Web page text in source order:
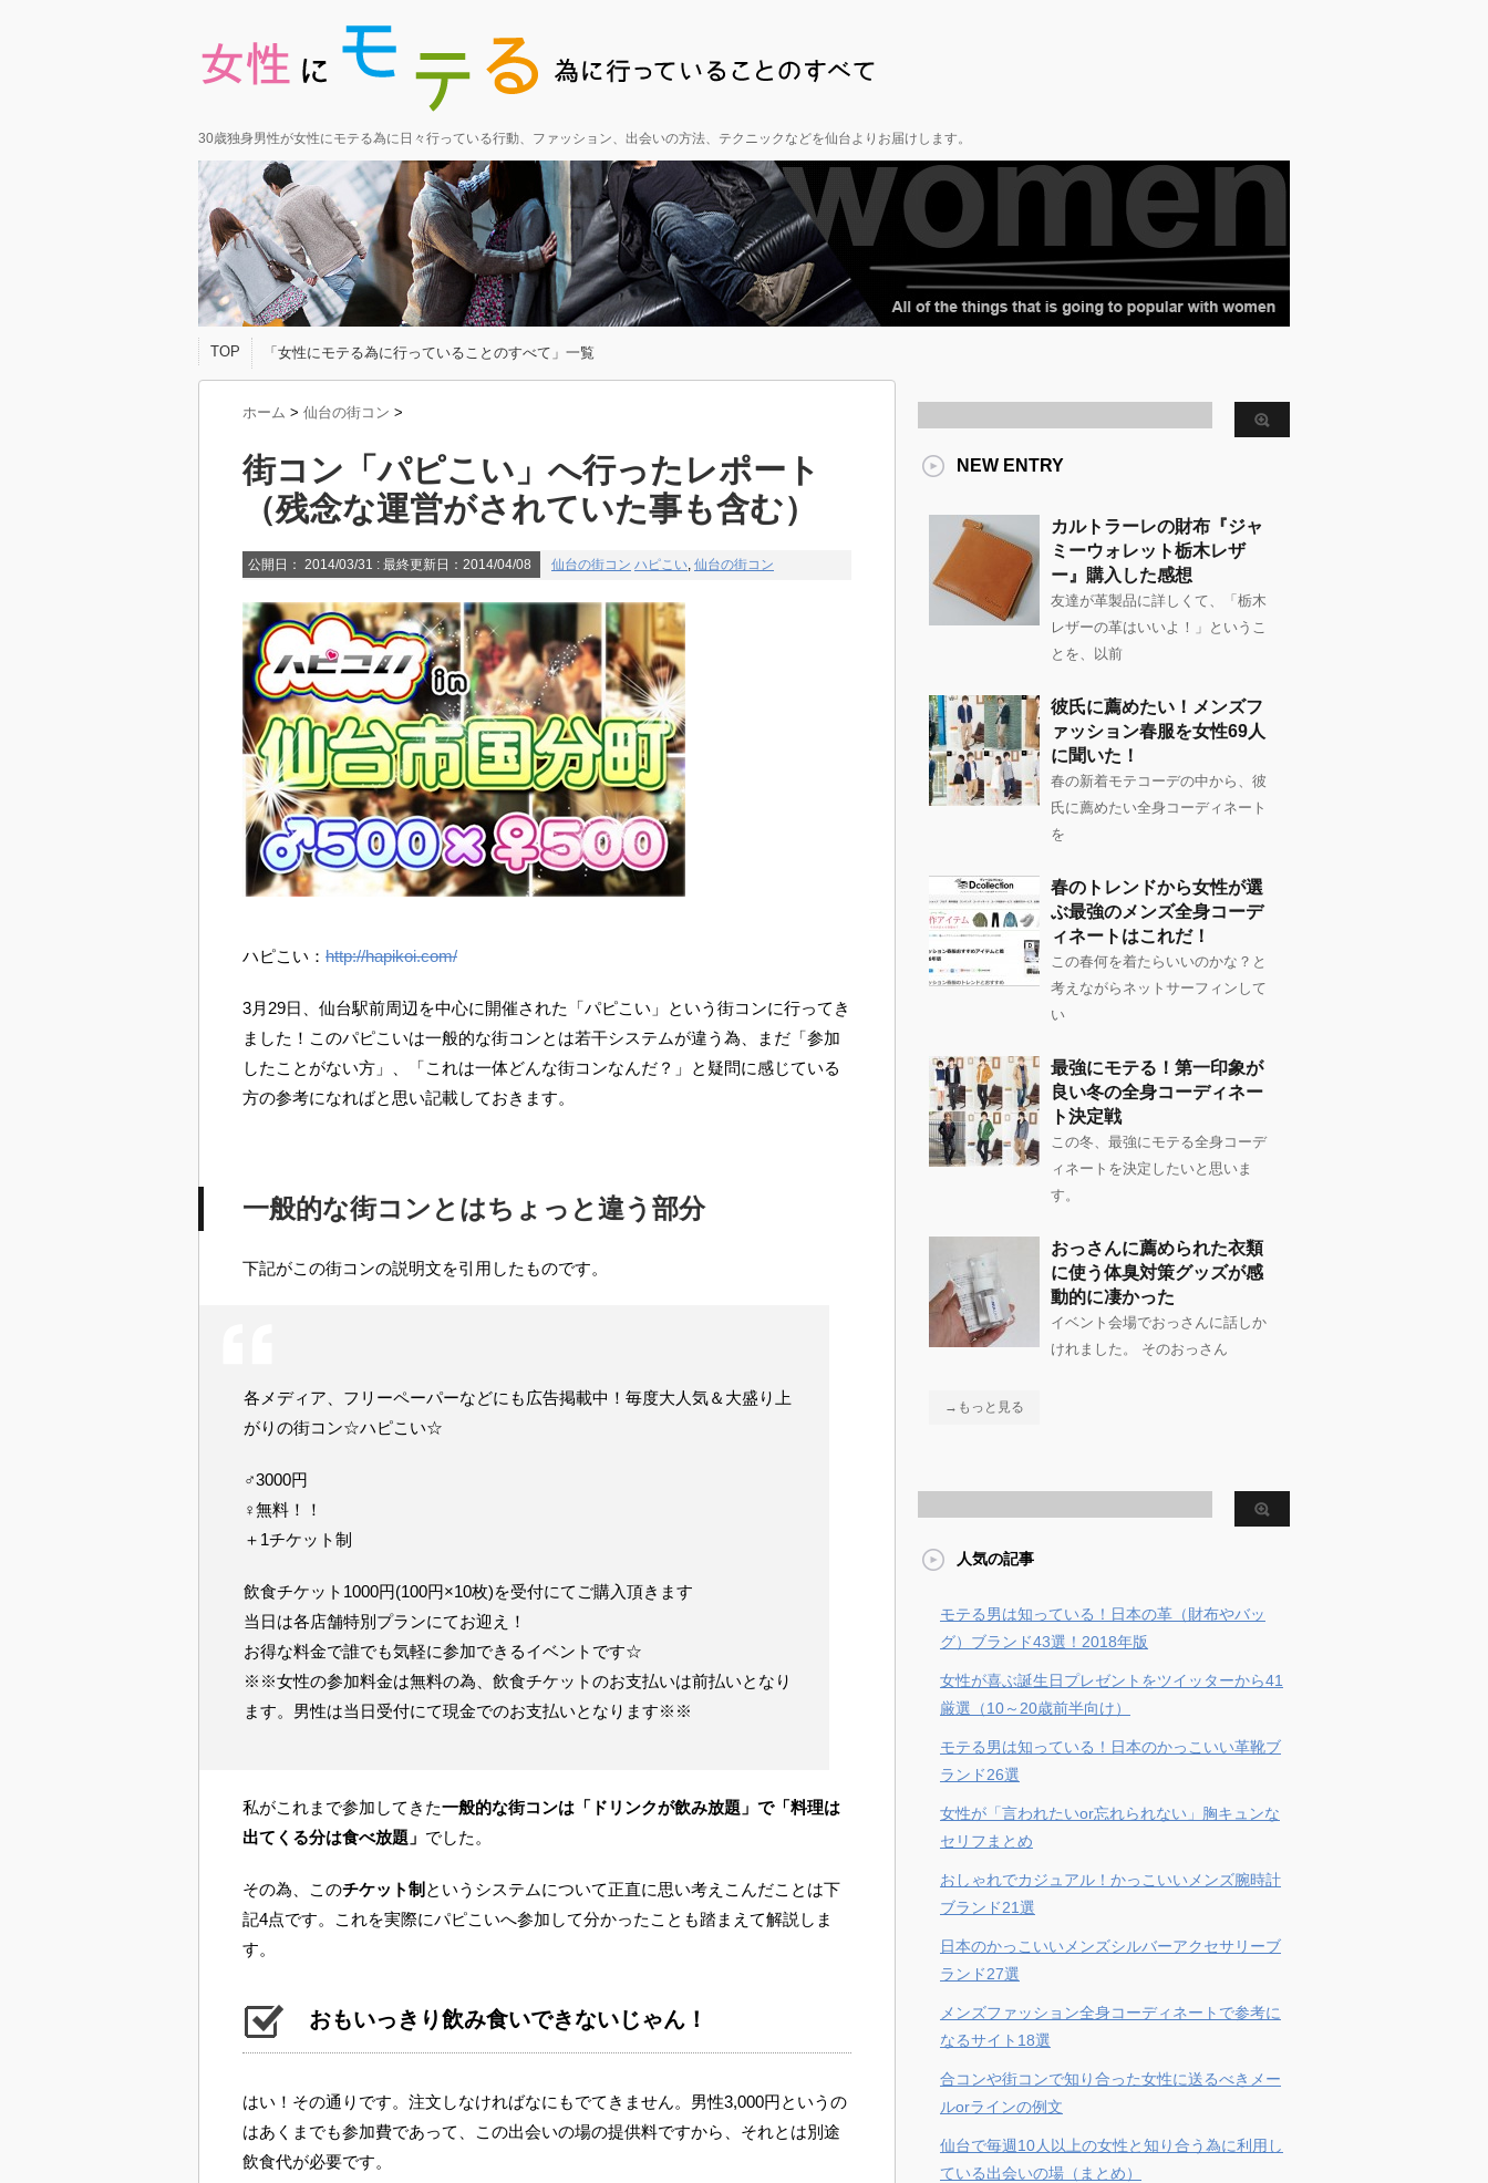
30歳独身男性が女性にモテる為に日々行っている行動、ファッション、出会いの方法、テクニックなどを仙台よりお届けします。
TOP 「女性にモテる為に行っていることのすべて」一覧
ホーム > 仙台の街コン >
街コン「パピこい」へ行ったレポート
（残念な運営がされていた事も含む）
公開日： 2014/03/31 : 最終更新日：2014/04/08 仙台の街コン ハピこい, 仙台の街コン
ハピこい： http://hapikoi.com/
3月29日、仙台駅前周辺を中心に開催された「パピこい」という街コンに行ってき
ました！このパピこいは一般的な街コンとは若干システムが違う為、まだ「参加
したことがない方」、「これは一体どんな街コンなんだ？」と疑問に感じている
方の参考になればと思い記載しておきます。
一般的な街コンとはちょっと違う部分
下記がこの街コンの説明文を引用したものです。
各メディア、フリーペーパーなどにも広告掲載中！毎度大人気＆大盛り上
がりの街コン☆ハピこい☆
♂3000円
♀無料！！
＋1チケット制
飲食チケット1000円(100円×10枚)を受付にてご購入頂きます
当日は各店舗特別プランにてお迎え！
お得な料金で誰でも気軽に参加できるイベントです☆
※※女性の参加料金は無料の為、飲食チケットのお支払いは前払いとなり
ます。男性は当日受付にて現金でのお支払いとなります※※
私がこれまで参加してきた一般的な街コンは「ドリンクが飲み放題」で「料理は
出てくる分は食べ放題」 でした。
その為、このチケット制 というシステムについて正直に思い考えこんだことは下
記4点です。これを実際にパピこいへ参加して分かったことも踏まえて解説しま
す。
おもいっきり飲み食いできないじゃん！
はい！その通りです。注文しなければなにもでてきません。男性3,000円というの
はあくまでも参加費であって、この出会いの場の提供料ですから、それとは別途
飲食代が必要です。
NEW ENTRY
カルトラーレの財布『ジャ
ミーウォレット栃木レザ
ー』購入した感想
友達が革製品に詳しくて、「栃木
レザーの革はいいよ！」というこ
とを、以前
彼氏に薦めたい！メンズフ
ァッション春服を女性69人
に聞いた！
春の新着モテコーデの中から、彼
氏に薦めたい全身コーディネート
を
春のトレンドから女性が選
ぶ最強のメンズ全身コーデ
ィネートはこれだ！
この春何を着たらいいのかな？と
考えながらネットサーフィンして
い
最強にモテる！第一印象が
良い冬の全身コーディネー
ト決定戦
この冬、最強にモテる全身コーデ
ィネートを決定したいと思いま
す。
おっさんに薦められた衣類
に使う体臭対策グッズが感
動的に凄かった
イベント会場でおっさんに話しか
けれました。 そのおっさん
→もっと見る
人気の記事
モテる男は知っている！日本の革（財布やバッ
グ）ブランド43選！2018年版
女性が喜ぶ誕生日プレゼントをツイッターから41
厳選（10～20歳前半向け）
モテる男は知っている！日本のかっこいい革靴ブ
ランド26選
女性が「言われたいor忘れられない」胸キュンな
セリフまとめ
おしゃれでカジュアル！かっこいいメンズ腕時計
ブランド21選
日本のかっこいいメンズシルバーアクセサリーブ
ランド27選
メンズファッション全身コーディネートで参考に
なるサイト18選
合コンや街コンで知り合った女性に送るべきメー
ルorラインの例文
仙台で毎週10人以上の女性と知り合う為に利用し
ている出会いの場（まとめ）